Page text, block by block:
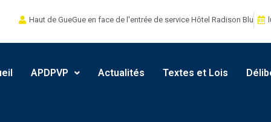
Haut de GueGue en face de l'entrée de service Hôtel Radison Blu
APDPVP Actualités Textes et Lois